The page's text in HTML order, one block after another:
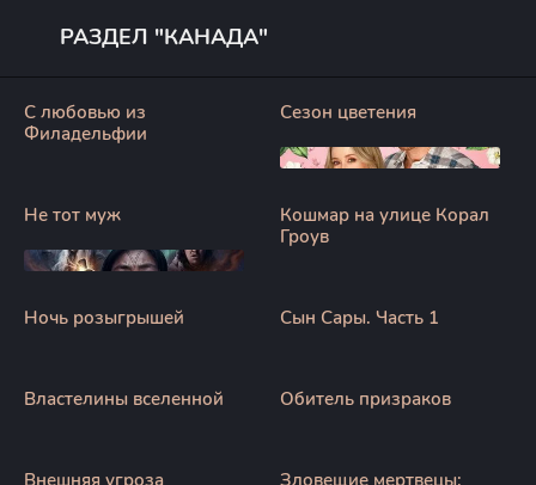
РАЗДЕЛ "КАНАДА"
С любовью из
Филадельфии
Сезон цветения
Не тот муж
Кошмар на улице Корал
Гроув
Ночь розыгрышей Сын Сары. Часть 1
Властелины вселенной Обитель призраков
Внешняя угроза
Зловещие мертвецы: